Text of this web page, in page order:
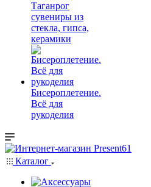
Таганрог
сувениры из
стекла, гипса,
керамики
Бисероплетение.
Всё для
рукоделия
Каталог